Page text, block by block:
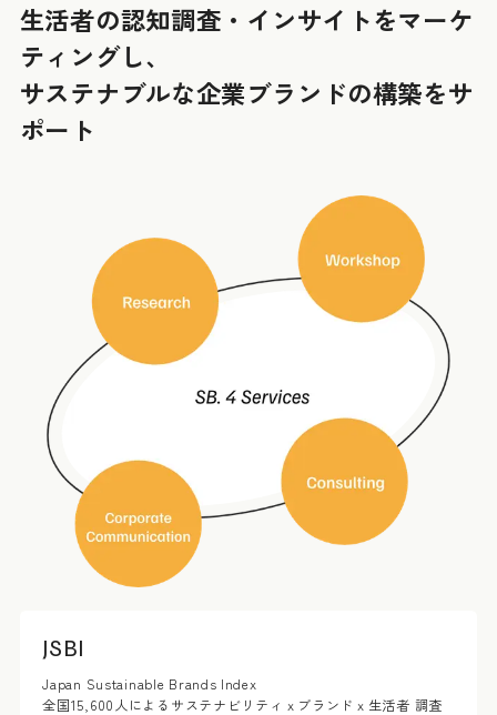
生活者の認知調査・インサイトをマーケ
ティングし、
サステナブルな企業ブランドの構築をサ
ポート
JSBI
Japan Sustainable Brands Index
全国15,600人によるサステナビリティｘブランドｘ生活者 調査